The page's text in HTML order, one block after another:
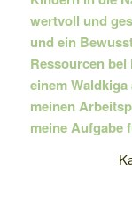
wertvoll und
und ein
Ressourcen
einem
meinen
meine Aufgabe